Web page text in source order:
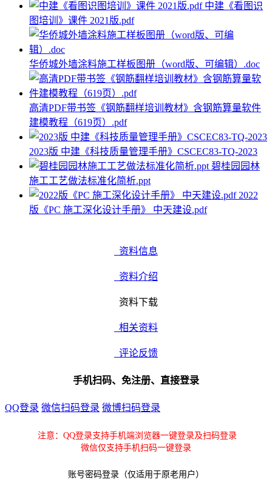
中建《看图识
图培训》课件 2021版.pdf
华侨城外墙涂料施工样板图册（word版、可编辑）.doc
高清PDF带书签《钢筋翻样培训教材》含钢筋算量软件
建模教程（619页）.pdf
2023版 中建《科技质量管理手册》CSCEC83-TQ-2023
碧桂园园林
施工工艺做法标准化简析.ppt
2022
版《PC 施工深化设计手册》 中天建设.pdf
资料信息
资料介绍
资料下载
相关资料
评论反馈
手机扫码、免注册、直接登录
QQ登录 微信扫码登录 微博扫码登录
注意：QQ登录支持手机端浏览器一键登录及扫码登录
微信仅支持手机扫码一键登录
账号密码登录（仅适用于原老用户）